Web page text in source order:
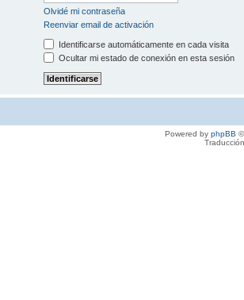
Olvidé mi contraseña
Reenviar email de activación
Identificarse automáticamente en cada visita
Ocultar mi estado de conexión en esta sesión
Powered by phpBB